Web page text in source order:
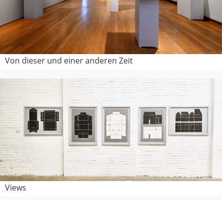
Von dieser und einer anderen Zeit
Views